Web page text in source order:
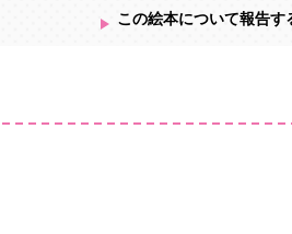
この絵本について報告す